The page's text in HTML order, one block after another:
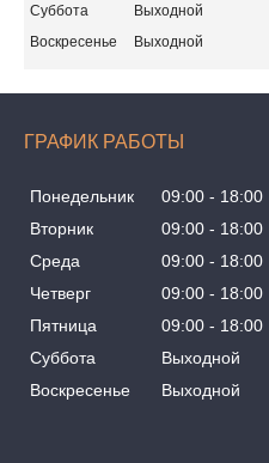
Суббота
Выходной
Воскресенье
Выходной
ГРАФИК РАБОТЫ
Понедельник 09:00 18:00
Вторник
09:00 18:00
Среда
09:00 18:00
Четверг
09:00 18:00
Пятница
09:00 18:00
Суббота
Выходной
Воскресенье
Выходной